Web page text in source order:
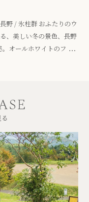
/ 氷柱群 おふたりのウ
、美しい冬の景色、長野
オールホワイトのフ